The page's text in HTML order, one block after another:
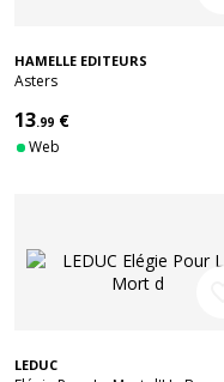
HAMELLE EDITEURS
Asters
13.99 €
Web
LEDUC